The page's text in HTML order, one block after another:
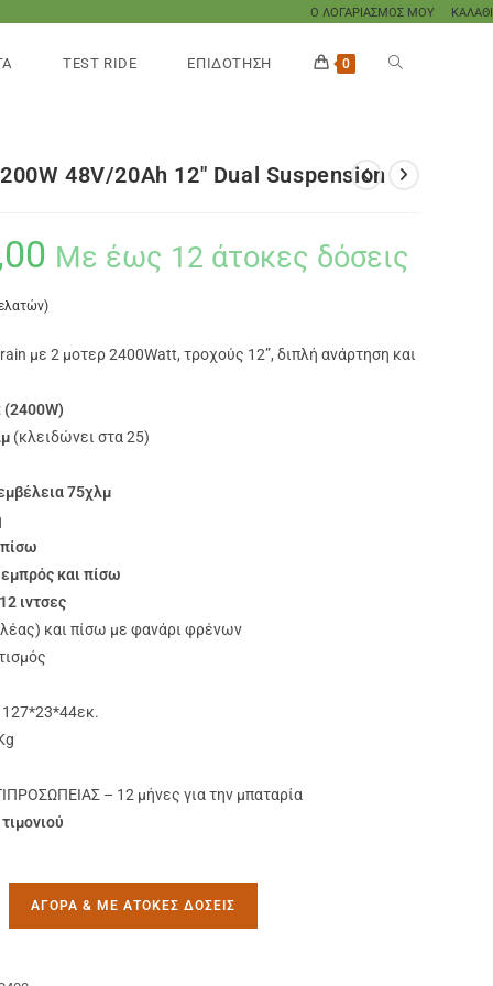
Ο ΛΟΓΑΡΙΑΣΜΟΣ ΜΟΥ ΚΑΛΑΘΙ
TEST RIDE ΕΠΙΔΟΤΗΣΗ 0
48V/20Ah 12″ Dual Suspension
Με έως 12 άτοκες δόσεις
με 2 μοτερ 2400Watt, τροχούς 12”, διπλή ανάρτηση και
(2400W)
(κλειδώνει στα 25)
75χλμ
και πίσω
ιντσες
και πίσω με φανάρι φρένων
– 12 μήνες για την μπαταρία
AΓΟΡΆ & ΜΕ ΑΤΟΚΕΣ ΔΌΣΕΙΣ